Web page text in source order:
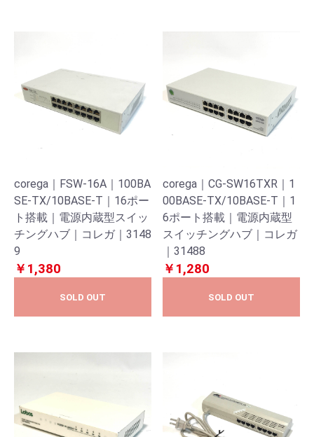
corega｜FSW-16A｜100BA
SE-TX/10BASE-T｜16ポー
ト搭載｜電源内蔵型スイッ
チングハブ｜コレガ｜3148
9
￥1,380
SOLD OUT
corega｜CG-SW16TXR｜1
00BASE-TX/10BASE-T｜1
6ポート搭載｜電源内蔵型
スイッチングハブ｜コレガ
｜31488
￥1,280
SOLD OUT